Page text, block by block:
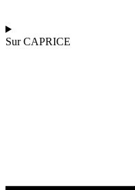
Sur CAPRICE